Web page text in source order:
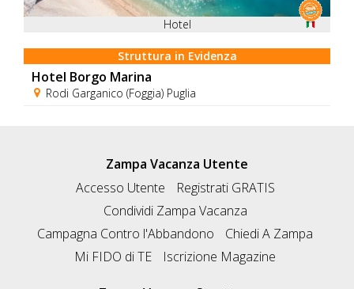
Hotel
Struttura in Evidenza
Hotel Borgo Marina
Rodi Garganico (Foggia) Puglia
Zampa Vacanza Utente
Accesso Utente
Registrati GRATIS
Condividi Zampa Vacanza
Campagna Contro l'Abbandono
Chiedi A Zampa
Mi FIDO di TE
Iscrizione Magazine